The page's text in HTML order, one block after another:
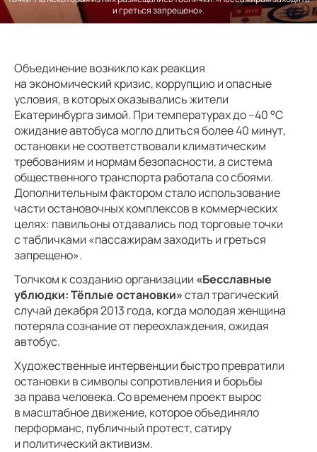
и греться запрещено».
Объединение возникло как реакция
на экономический кризис, коррупцию и опасные
условия, в которых оказывались жители
Екатеринбурга зимой. При температурах до –40 °C
ожидание автобуса могло длиться более 40 минут,
остановки не соответствовали климатическим
требованиям и нормам безопасности, а система
общественного транспорта работала со сбоями.
Дополнительным фактором стало использование
части остановочных комплексов в коммерческих
целях: павильоны отдавались под торговые точки
с табличками «пассажирам заходить и греться
запрещено».
Толчком к созданию организации «Бесславные
ублюдки: Тёплые остановки»стал трагический
случай декабря 2013 года, когда молодая женщина
потеряла сознание от переохлаждения, ожидая
автобус.
Художественные интервенции быстро превратили
остановки в символы сопротивления и борьбы
за права человека. Со временем проект вырос
в масштабное движение, которое объединяло
перформанс, публичный протест, сатиру
и политический активизм.